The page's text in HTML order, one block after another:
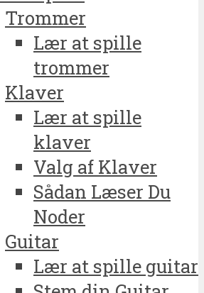
Trommer
Lær at spille
trommer
Klaver
Lær at spille
klaver
Valg af Klaver
Sådan Læser Du
Noder
Guitar
Lær at spille guitar